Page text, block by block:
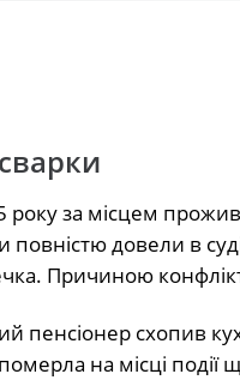
року за місцем
повністю довели в
Причиною
пенсіонер схопив
на місці події